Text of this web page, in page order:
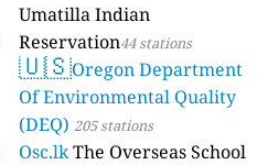
Umatilla Indian
Reservation44 stations
🇺🇸Oregon Department
Of Environmental Quality
(DEQ) 205 stations
Osc.lkThe Overseas School